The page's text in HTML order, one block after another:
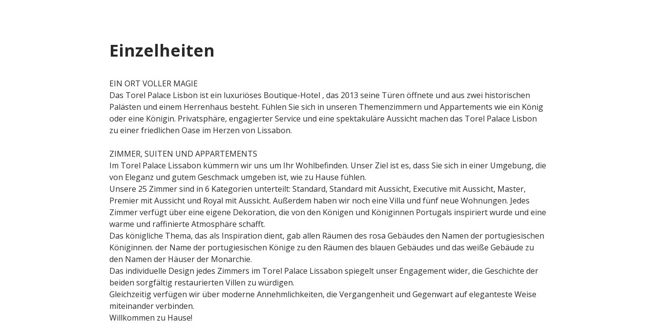
Einzelheiten
EIN ORT VOLLER MAGIE
Das Torel Palace Lisbon ist ein luxuriöses Boutique-Hotel , das 2013 seine Türen öffnete und aus zwei historischen
Palästen und einem Herrenhaus besteht. Fühlen Sie sich in unseren Themenzimmern und Appartements wie ein König
oder eine Königin. Privatsphäre, engagierter Service und eine spektakuläre Aussicht machen das Torel Palace Lisbon
zu einer friedlichen Oase im Herzen von Lissabon.
ZIMMER, SUITEN UND APPARTEMENTS
Im Torel Palace Lissabon kümmern wir uns um Ihr Wohlbefinden. Unser Ziel ist es, dass Sie sich in einer Umgebung, die
von Eleganz und gutem Geschmack umgeben ist, wie zu Hause fühlen.
Unsere 25 Zimmer sind in 6 Kategorien unterteilt: Standard, Standard mit Aussicht, Executive mit Aussicht, Master,
Premier mit Aussicht und Royal mit Aussicht. Außerdem haben wir noch eine Villa und fünf neue Wohnungen. Jedes
Zimmer verfügt über eine eigene Dekoration, die von den Königen und Königinnen Portugals inspiriert wurde und eine
warme und raffinierte Atmosphäre schafft.
Das königliche Thema, das als Inspiration dient, gab allen Räumen des rosa Gebäudes den Namen der portugiesischen
Königinnen. der Name der portugiesischen Könige zu den Räumen des blauen Gebäudes und das weiße Gebäude zu
den Namen der Häuser der Monarchie.
Das individuelle Design jedes Zimmers im Torel Palace Lissabon spiegelt unser Engagement wider, die Geschichte der
beiden sorgfältig restaurierten Villen zu würdigen.
Gleichzeitig verfügen wir über moderne Annehmlichkeiten, die Vergangenheit und Gegenwart auf eleganteste Weise
miteinander verbinden.
Willkommen zu Hause!